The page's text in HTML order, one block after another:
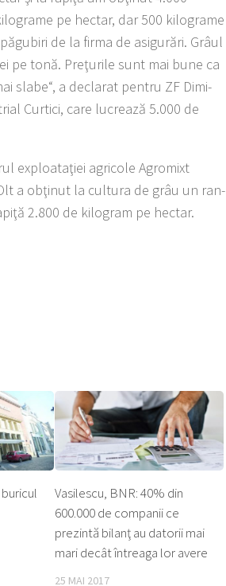
pe hec­tar, dar 500 kilograme
de la firma de asigurări. Grâul
pe tonă. Preţurile sunt mai bu­ne ca
slabe“, a declarat pentru ZF Dimi­
Curtici, care lucrea­ză 5.000 de
exploataţiei agri­co­le Agromixt
a obţinut la cultura de grâu un ran­
2.800 de kilogram pe hectar.
Vasilescu, BNR: 40% din
600.000 de companii ce
prezintă bilanţ au datorii mai
mari decât întreaga lor avere
25 MAI 2017